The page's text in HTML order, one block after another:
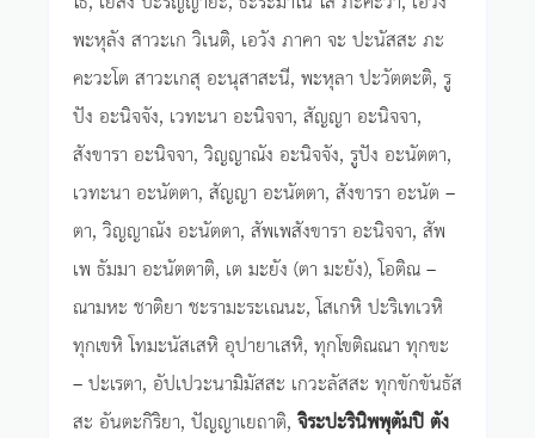
พะหุลัง สาวะเก วิเนติ, เอวัง ภาคา จะ ปะนัสสะ ภะ
คะวะโต สาวะเกสุ อะนุสาสะนี, พะหุลา ปะวัตตะติ, รู
ปัง อะนิจจัง, เวทะนา อะนิจจา, สัญญา อะนิจจา,
สังขารา อะนิจจา, วิญญาณัง อะนิจจัง, รูปัง อะนัตตา,
เวทะนา อะนัตตา, สัญญา อะนัตตา, สังขารา อะนัต –
ตา, วิญญาณัง อะนัตตา, สัพเพสังขารา อะนิจจา, สัพ
เพ ธัมมา อะนัตตาติ, เต มะยัง (ตา มะยัง), โอติณ –
ณามหะ ชาติยา ชะรามะระเณนะ, โสเกหิ ปะริเทเวหิ
ทุกเขหิ โทมะนัสเสหิ อุปายาเสหิ, ทุกโขติณณา ทุกขะ
– ปะเรตา, อัปเปวะนามิมัสสะ เกวะลัสสะ ทุกขักขันธัส
สะ อันตะกิริยา, ปัญญาเยถาติ, จิระปะรินิพพุตัมปิ ตัง